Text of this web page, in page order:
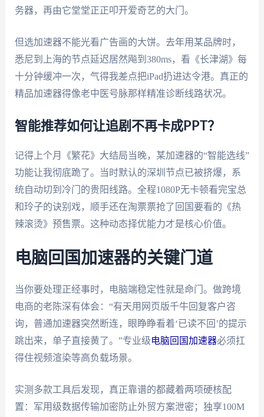
务器，再由它堂堂正正叩开爱奇艺的大门。
但选加速器不能光看广告画的大饼。去年用某品牌时，
悉尼到上海的节点延迟居然飚到380ms，看《长津湖》每
十分钟缓冲一次，气得我差点把iPad扔进达令港。真正的
精品加速器得像老中医号脉那样精准诊断线路状况。
智能推荐如何让追剧不再卡成PPT？
记得上个月《繁花》大结局当晚，某加速器的“智能选线”
功能让我彻底跪了。当时默认的深圳节点已被挤爆，系
统自动切到冷门的贵阳线路。全程1080P无卡顿看完宝总
和玲子的诀别戏，顺手还在淘票票抢了回国要看的《热
辣滚烫》预售票。这种动态择优能力才是核心价值。
电脑回国加速器的关键门道
当你要处理正经事时，电脑端稳定性就是命门。做跨境
电商的老陈深有体会：“有天用网页版千牛回复客户咨
询，普通加速器突然断连，眼睁睁看着‘已读不回’的提示
跳出来，单子直接黄了。”专业级电脑回国加速器必须扛
得住视频渲染等高负载场景。
实测多款工具后发现，真正靠谱的都藏着两项硬核配
置：军用级数据传输加密防止外贸方案泄密；独享100M